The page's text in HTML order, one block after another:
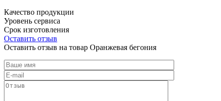
Качество продукции
Уровень сервиса
Срок изготовления
Оставить отзыв
Оставить отзыв на товар Оранжевая бегония